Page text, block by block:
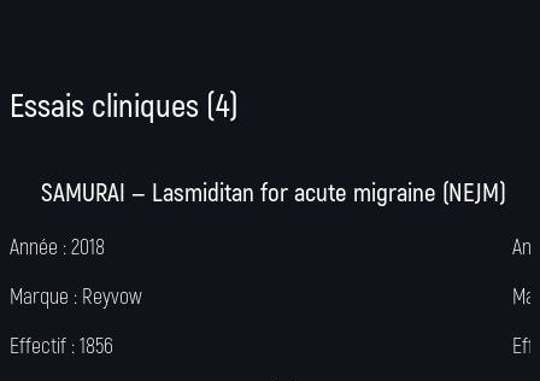
Essais cliniques (4)
SAMURAI — Lasmiditan for acute migraine (NEJM)
Année :2018
Marque : Reyvow
Effectif :1856